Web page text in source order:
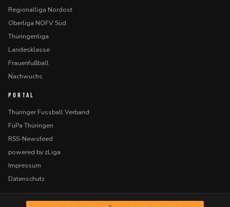
Regionalliga Nordost
Oberliga NOFV Süd
Thüringenliga
Landesklasse
Frauenfußball
Nachwuchs
PORTAL
Thüringer Fussball Verband
FuPa Thüringen
RSS-Newsfeed
powered by zLiga
Impressum
Datenschutz